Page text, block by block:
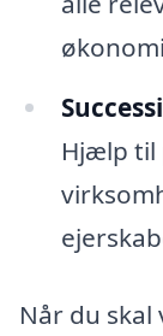
Hjælp
Når du